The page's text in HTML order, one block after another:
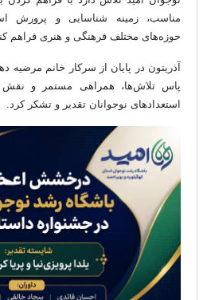
مناسب، زمینه شناسایی و پرورش
حوزه‌های مختلف فرهنگی و هنری فراهم
آذریتون در پایان از سرکار خانم مرضیه
پاس تلاش‌ها، همراهی مستمر و
استعدادهای نوجوانان تقدیر و تشکر کرد.